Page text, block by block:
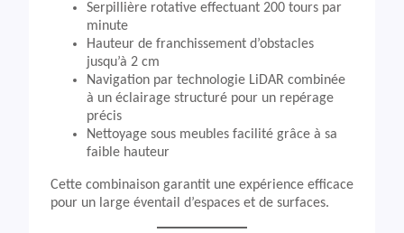
Serpillière rotative effectuant 200 tours par
minute
Hauteur de franchissement d’obstacles
jusqu’à 2 cm
Navigation par technologie LiDAR combinée
à un éclairage structuré pour un repérage
précis
Nettoyage sous meubles facilité grâce à sa
faible hauteur
Cette combinaison garantit une expérience efficace
pour un large éventail d’espaces et de surfaces.